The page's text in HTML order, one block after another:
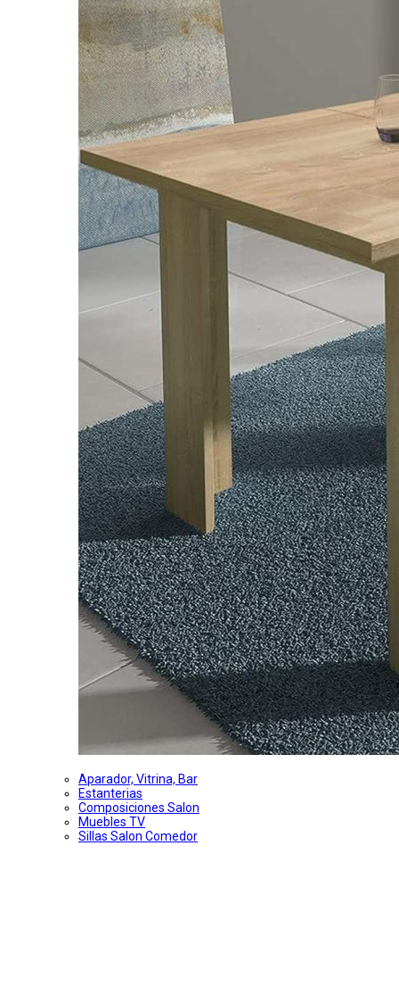
Aparador, Vitrina, Bar
Estanterias
Composiciones Salon
Muebles TV
Sillas Salon Comedor